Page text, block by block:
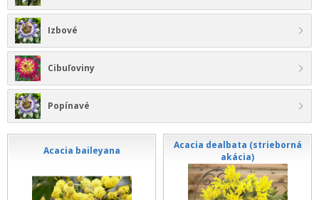
Izbové
Cibuľoviny
Popínavé
Acacia baileyana
Acacia dealbata (strieborná
akácia)